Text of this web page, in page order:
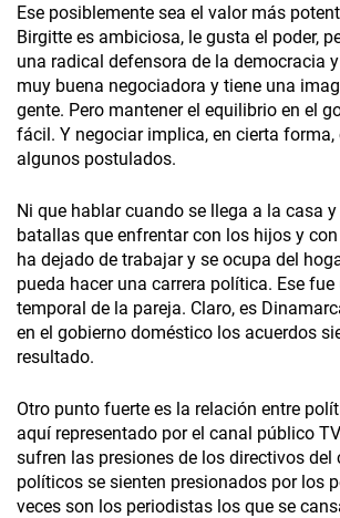
Ese posiblemente sea el valor más
Birgitte es ambiciosa, le gusta el poder,
una radical defensora de la democracia
muy buena negociadora y tiene una
gente. Pero mantener el equilibrio en el
fácil. Y negociar implica, en cierta forma,
algunos postulados.
Ni que hablar cuando se llega a la casa
batallas que enfrentar con los hijos y
ha dejado de trabajar y se ocupa del
pueda hacer una carrera política. Ese
temporal de la pareja. Claro, es
en el gobierno doméstico los acuerdos
resultado.
Otro punto fuerte es la relación entre
aquí representado por el canal público
sufren las presiones de los directivos del
políticos se sienten presionados por los
veces son los periodistas los que se